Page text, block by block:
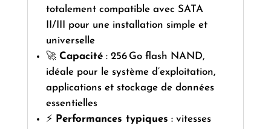
totalement compatible avec SATA
II/III pour une installation simple et
universelle
🚀 Capacité: 256 Go flash NAND,
idéale pour le système d’exploitation,
applications et stockage de données
essentielles
⚡
Performances typiques : vitesses